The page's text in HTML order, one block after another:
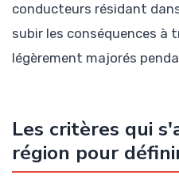
conducteurs résidant
subir les conséquences à
légèrement majorés
Les critères qui
région pour